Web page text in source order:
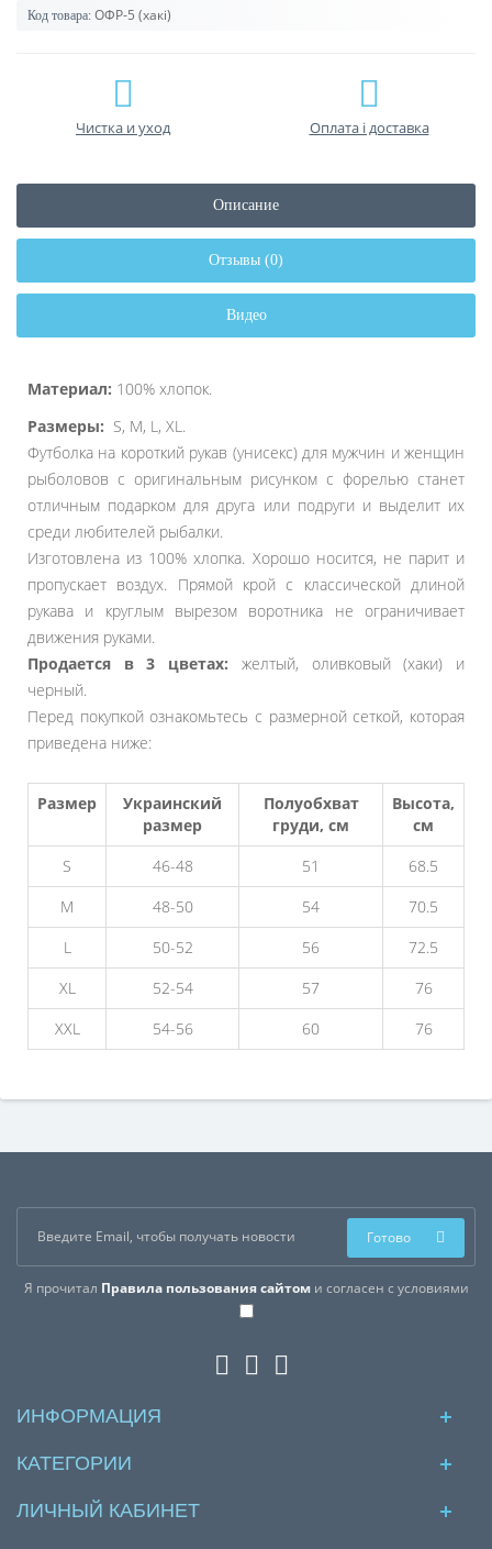
Код товара: ОФР-5 (хакі)
Чистка и уход Оплата і доставка
Описание
Отзывы (0)
Видео
Материал: 100% хлопок.
Размеры: S, M, L, XL.
Футболка на короткий рукав (унисекс) для мужчин и женщин
рыболовов с оригинальным рисунком с форелью станет
отличным подарком для друга или подруги и выделит их
среди любителей рыбалки.
Изготовлена из 100% хлопка. Хорошо носится, не парит и
пропускает воздух. Прямой крой с классической длиной
рукава и круглым вырезом воротника не ограничивает
движения руками.
Продается в 3 цветах: желтый, оливковый (хаки) и
черный.
Перед покупкой ознакомьтесь с размерной сеткой, которая
приведена ниже:
Размер
Украинский
размер
Полуобхват
груди, см
Высота,
см
S
46-48 51
68.5
M
48-50 54
70.5
L
50-52 56
72.5
XL
52-54 57
76
XXL
54-56 60 76
Я прочитал Правила пользования сайтоми согласен с условиями
Готово
ИНФОРМАЦИЯ
КАТЕГОРИИ
ЛИЧНЫЙ КАБИНЕТ